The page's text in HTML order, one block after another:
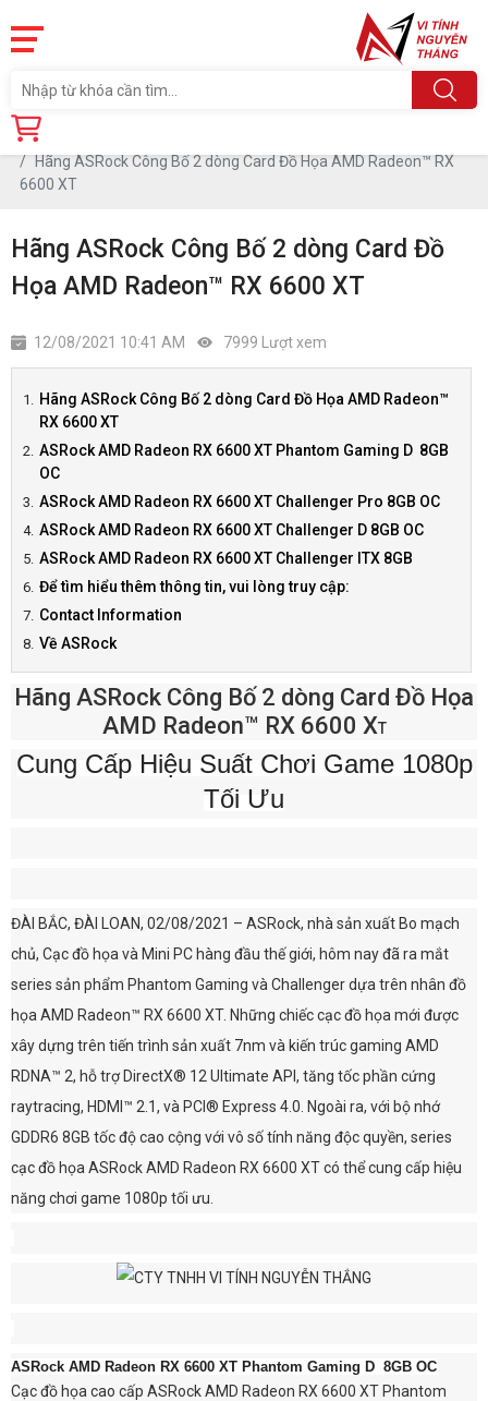
Trang chủ
Hãng ASRock Công Bố 2 dòng Card Đồ Họa AMD Radeon™ RX
6600 XT
Hãng ASRock Công Bố 2 dòng Card Đồ
Họa AMD Radeon™ RX 6600 XT
12/08/2021 10:41 AM 7999 Lượt xem
Hãng ASRock Công Bố 2 dòng Card Đồ Họa AMD Radeon™
RX 6600 XT
ASRock AMD Radeon RX 6600 XT Phantom Gaming D 8GB
OC
ASRock AMD Radeon RX 6600 XT Challenger Pro 8GB OC
ASRock AMD Radeon RX 6600 XT Challenger D 8GB OC
ASRock AMD Radeon RX 6600 XT Challenger ITX 8GB
Để tìm hiểu thêm thông tin, vui lòng truy cập:
Contact Information
Về ASRock
Hãng ASRock Công Bố 2 dòng Card Đồ Họa
AMD Radeon™ RX 6600 XT
Cung Cấp Hiệu Suất Chơi Game 1080p
Tối Ưu
ĐÀI BẮC, ĐÀI LOAN, 02/08/2021 – ASRock, nhà sản xuất Bo mạch
chủ, Cạc đồ họa và Mini PC hàng đầu thế giới, hôm nay đã ra mắt
series sản phẩm Phantom Gaming và Challenger dựa trên nhân đồ
họa AMD Radeon™ RX 6600 XT. Những chiếc cạc đồ họa mới được
xây dựng trên tiến trình sản xuất 7nm và kiến trúc gaming AMD
RDNA™ 2, hỗ trợ DirectX® 12 Ultimate API, tăng tốc phần cứng
raytracing, HDMI™ 2.1, và PCI® Express 4.0. Ngoài ra, với bộ nhớ
GDDR6 8GB tốc độ cao cộng với vô số tính năng độc quyền, series
cạc đồ họa ASRock AMD Radeon RX 6600 XT có thể cung cấp hiệu
năng chơi game 1080p tối ưu.
ASRock AMD Radeon RX 6600 XT Phantom Gaming D 8GB OC
Cạc đồ họa cao cấp ASRock AMD Radeon RX 6600 XT Phantom